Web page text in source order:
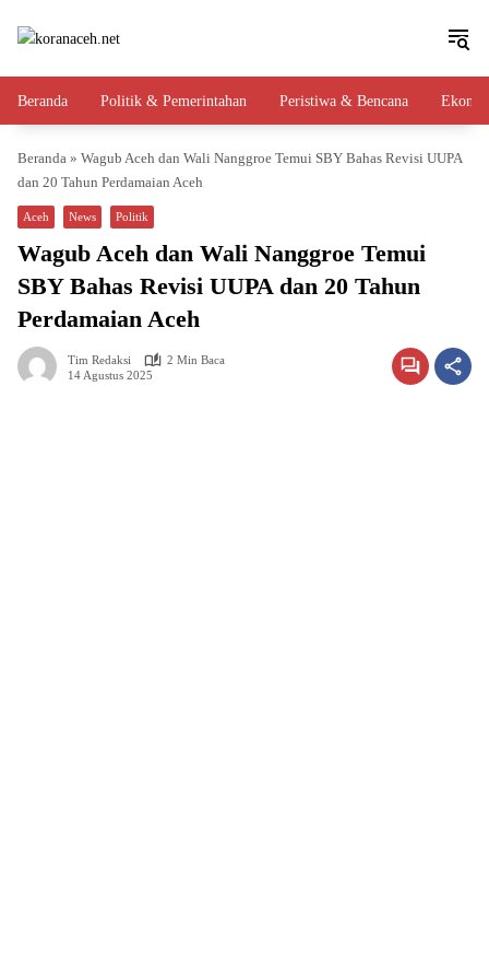
Beranda Politik & Pemerintahan Peristiwa & Bencana
Beranda » Wagub Aceh dan Wali Nanggroe Temui SBY Bahas Revisi UUPA
dan 20 Tahun Perdamaian Aceh
Aceh News Politik
Wagub Aceh dan Wali Nanggroe Temui
SBY Bahas Revisi UUPA dan 20 Tahun
Perdamaian Aceh
Tim Redaksi
2 Min Baca
14 Agustus 2025